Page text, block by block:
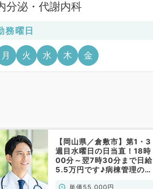
分泌・代謝内科
務曜日
月 火 水 木 金
【岡山県／倉敷市】第1・3
週目水曜日の日当直！18時
00分～翌7時30分まで日給
5.5万円です♪病棟管理のお
単価55,000円